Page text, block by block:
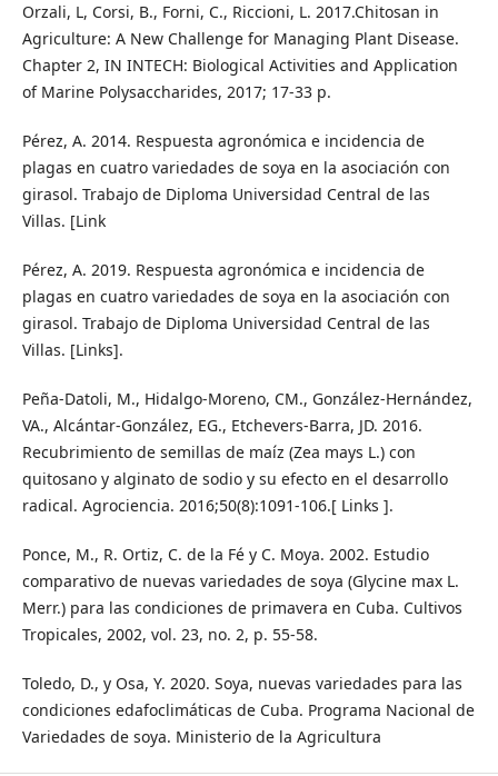
Orzali, L, Corsi, B., Forni, C., Riccioni, L. 2017.Chitosan in
Agriculture: A New Challenge for Managing Plant Disease.
Chapter 2, IN INTECH: Biological Activities and Application
of Marine Polysaccharides, 2017; 17-33 p.
Pérez, A. 2014. Respuesta agronómica e incidencia de
plagas en cuatro variedades de soya en la asociación con
girasol. Trabajo de Diploma Universidad Central de las
Villas. [Link
Pérez, A. 2019. Respuesta agronómica e incidencia de
plagas en cuatro variedades de soya en la asociación con
girasol. Trabajo de Diploma Universidad Central de las
Villas. [Links].
Peña-Datoli, M., Hidalgo-Moreno, CM., González-Hernández,
VA., Alcántar-González, EG., Etchevers-Barra, JD. 2016.
Recubrimiento de semillas de maíz (Zea mays L.) con
quitosano y alginato de sodio y su efecto en el desarrollo
radical. Agrociencia. 2016;50(8):1091-106.[ Links ].
Ponce, M., R. Ortiz, C. de la Fé y C. Moya. 2002. Estudio
comparativo de nuevas variedades de soya (Glycine max L.
Merr.) para las condiciones de primavera en Cuba. Cultivos
Tropicales, 2002, vol. 23, no. 2, p. 55-58.
Toledo, D., y Osa, Y. 2020. Soya, nuevas variedades para las
condiciones edafoclimáticas de Cuba. Programa Nacional de
Variedades de soya. Ministerio de la Agricultura